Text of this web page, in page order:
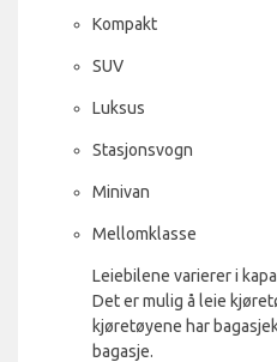
Kompakt
SUV
Luksus
Stasjonsvogn
Minivan
Mellomklasse
Leiebilene varierer i
Det er mulig å leie
kjøretøyene har
bagasje.